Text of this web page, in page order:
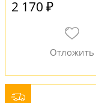
2 170 ₽